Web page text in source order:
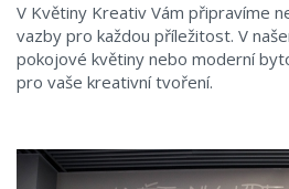
V Květiny Kreativ Vám připravíme
vazby pro každou příležitost. V
pokojové květiny nebo moderní
pro vaše kreativní tvoření.